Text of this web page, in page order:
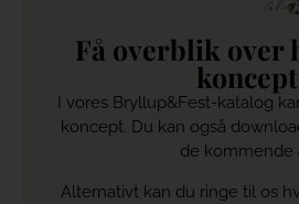
Få overblik over
koncept
I vores Bryllup&Fest-katalog
koncept. Du kan også
de kommende
Alternativt kan du ringe til os